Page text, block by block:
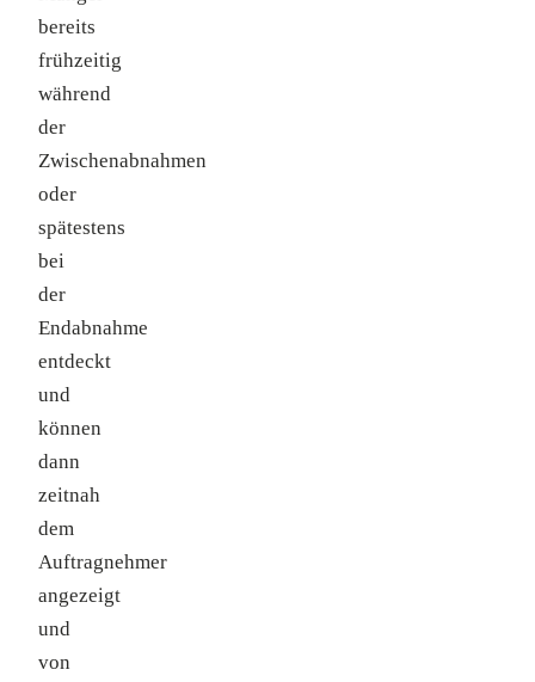
bereits
frühzeitig
während
der
Zwischenabnahmen
oder
spätestens
bei
der
Endabnahme
entdeckt
und
können
dann
zeitnah
dem
Auftragnehmer
angezeigt
und
von